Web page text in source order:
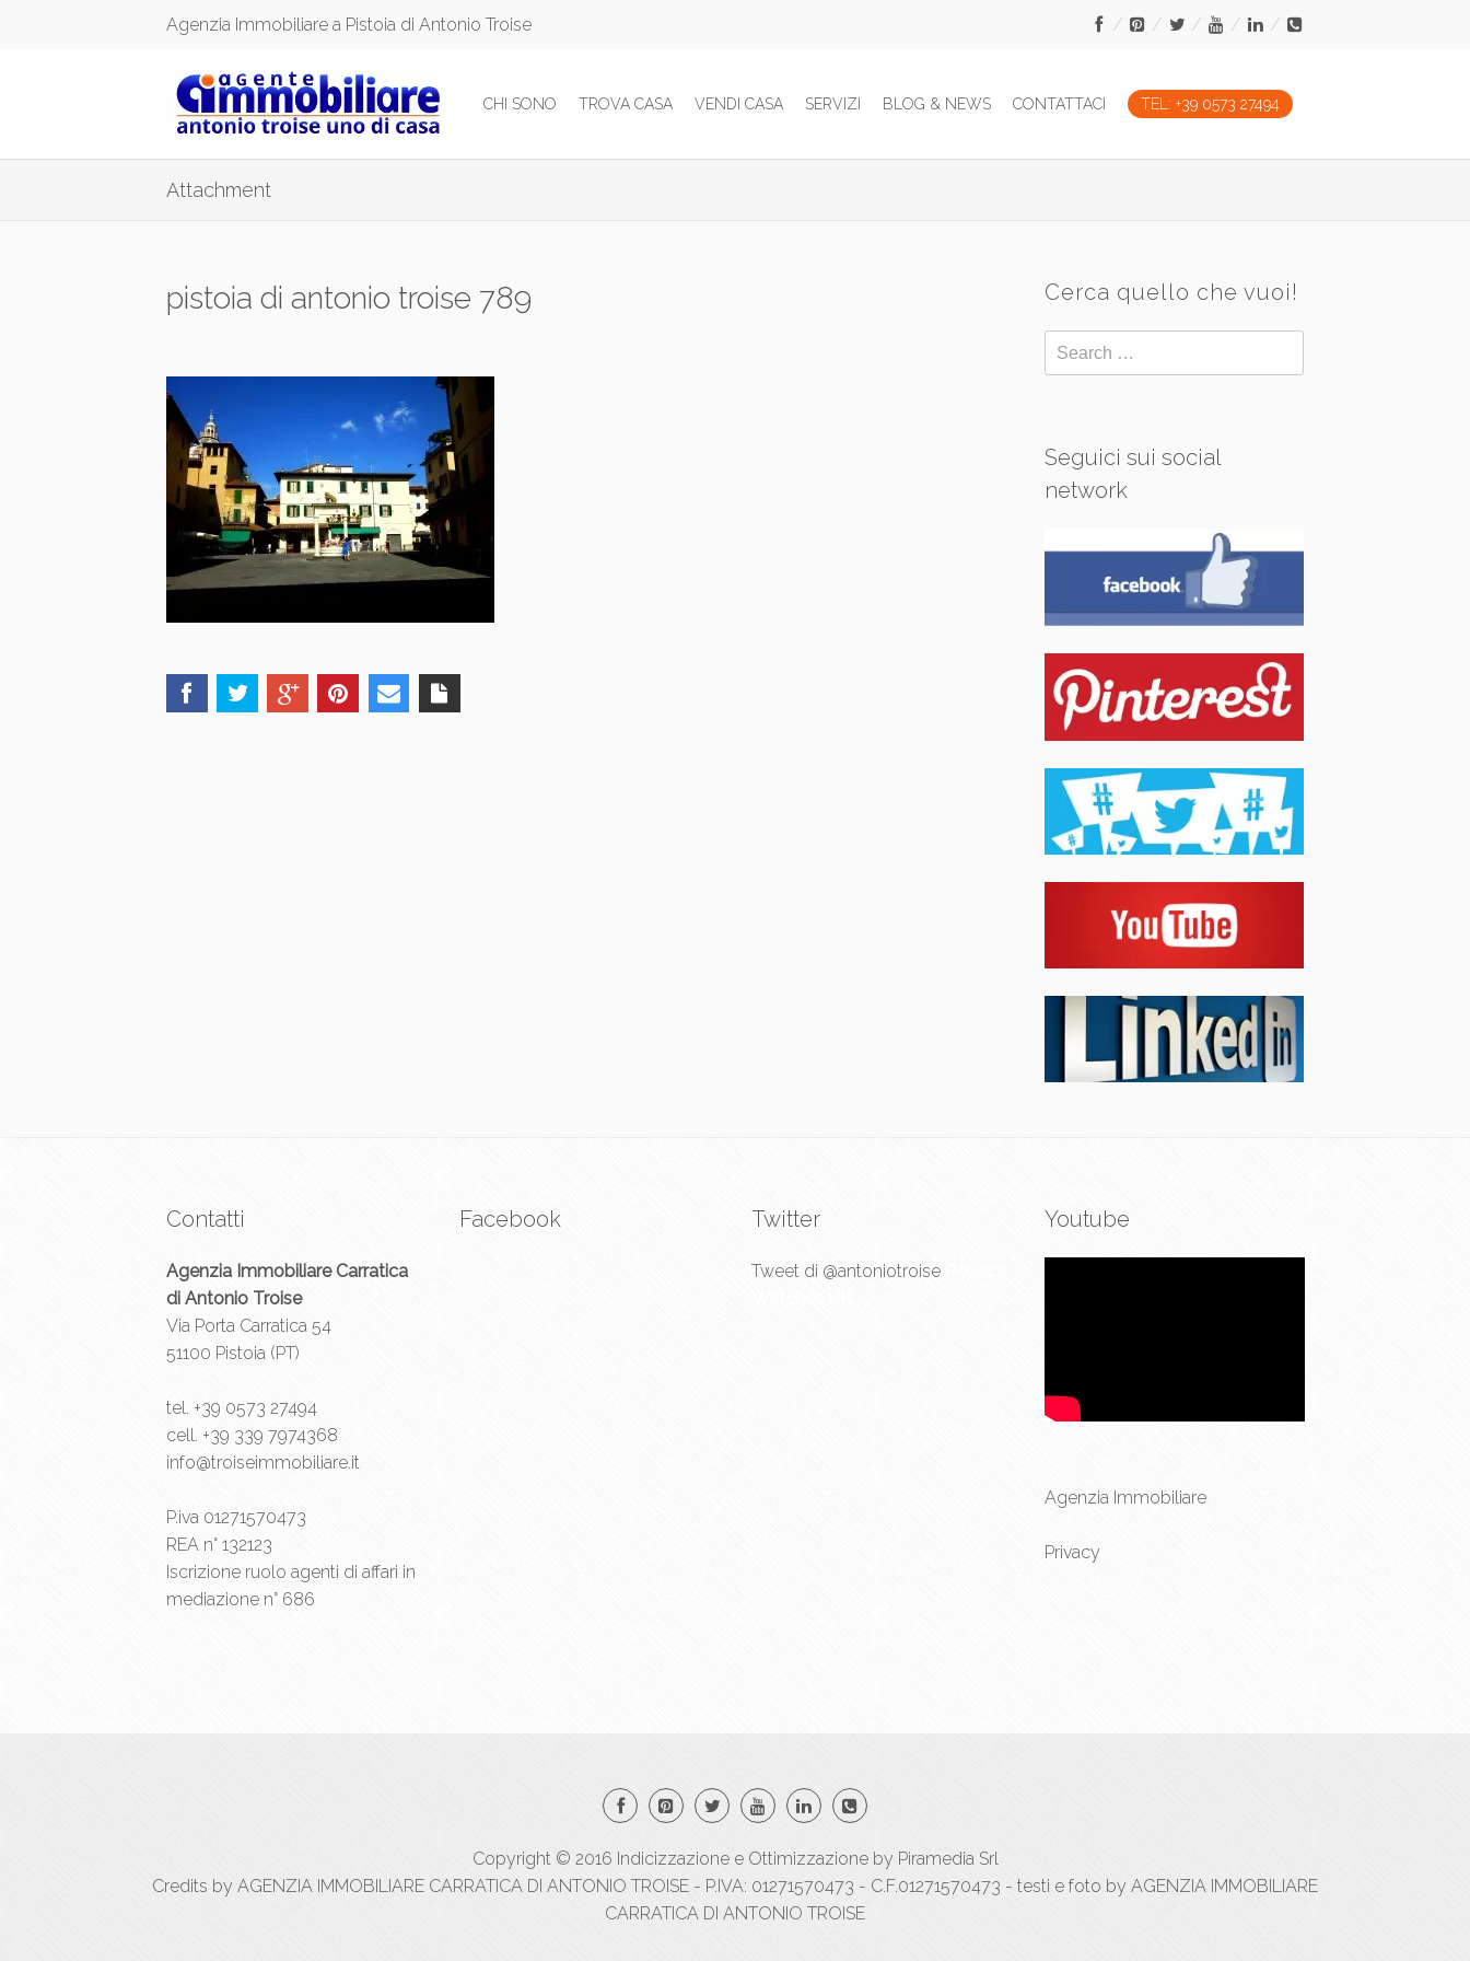
Agenzia Immobiliare a Pistoia di Antonio Troise
CHI SONO TROVA CASA VENDI CASA SERVIZI BLOG & NEWS CONTATTACI TEL: +39 0573 27494
Attachment
pistoia di antonio troise 789 Cerca quello che vuoi!
Seguici sui social
network
Contatti
Agenzia Immobiliare Carratica
di Antonio Troise
Via Porta Carratica 54
51100 Pistoia (PT)
tel. +39 0573 27494
cell. +39 339 7974368
info@troiseimmobiliare.it
P.iva 01271570473
REA n° 132123
Iscrizione ruolo agenti di affari in
mediazione n° 686
Facebook Twitter
Tweet di @antoniotroise
Youtube
Agenzia Immobiliare
Privacy
Copyright © 2016 Indicizzazionee Ottimizzazioneby Piramedia Srl
Credits by AGENZIA IMMOBILIARE CARRATICA DI ANTONIO TROISE - P.IVA: 01271570473 - C.F.01271570473 - testi e foto by AGENZIA IMMOBILIARE
CARRATICA DI ANTONIO TROISE